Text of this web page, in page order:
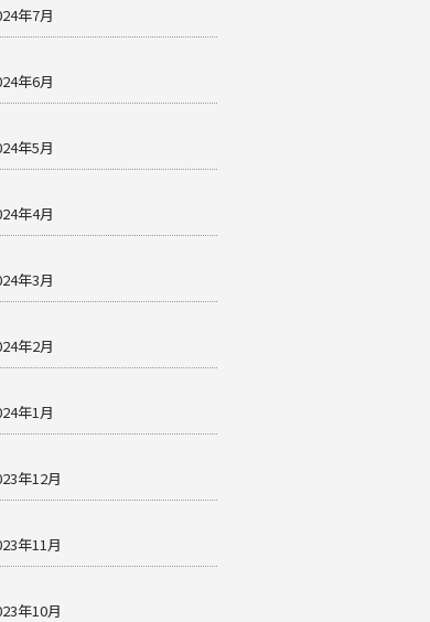
年7月
年6月
年5月
年4月
年3月
年2月
年1月
年12月
年11月
年10月